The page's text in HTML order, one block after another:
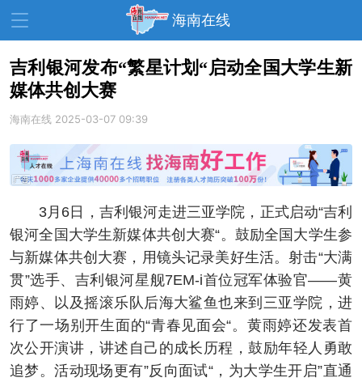
海南在线
资讯中心 热点
教育 健康 房产
生活 演出 活动
展会 走读海南 周末去哪儿
人才在线 天涯企服
吉利银河发布“繁星计划“启动全国大学生新
媒体共创大赛
海南在线 2025-03-07 09:39
3月6日，吉利银河走进三亚学院，正式启动“吉利
银河全国大学生新媒体共创大赛“。鼓励全国大学生参
与新媒体共创大赛，用镜头记录美好生活。射击“大满
贯”选手、吉利银河星舰7EM-i首位冠军体验官——黄
雨婷、以及摇滚乐队后海大鲨鱼也来到三亚学院，进
行了一场别开生面的“青春见面会“。黄雨婷还发表首
次公开演讲，讲述自己的成长历程，鼓励年轻人勇敢
追梦。活动现场更有”反向面试“，为大学生开启”直通